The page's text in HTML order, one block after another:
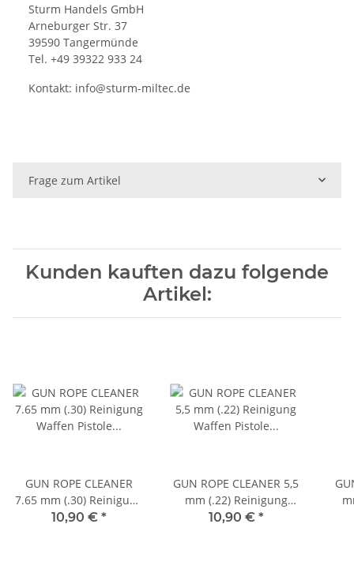
Sturm Handels GmbH
Arneburger Str. 37
39590 Tangermünde
Tel. +49 39322 933 24
Kontakt: info@sturm-miltec.de
Frage zum Artikel
Kunden kauften dazu folgende
Artikel:
GUN ROPE CLEANER
7.65 mm (.30) Reinigung
Waffen Pistole Gewehr
10,90 € *
GUN ROPE CLEANER 5,5
mm (.22) Reinigung
Waffen Pistole Gewehr
10,90 € *